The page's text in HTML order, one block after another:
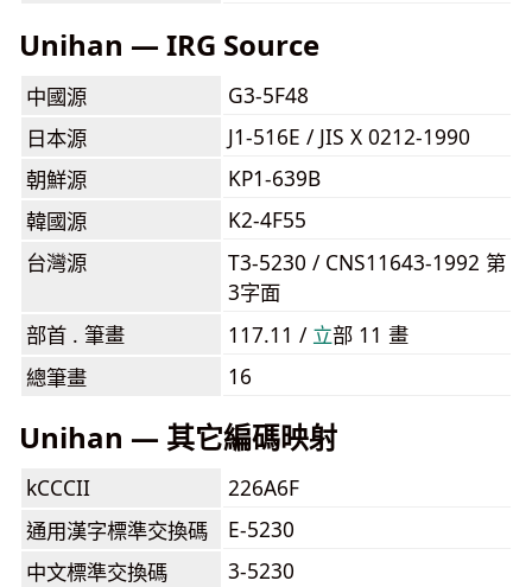
Unihan — IRG Source
中國源
G3-5F48
日本源
J1-516E / JIS X 0212-1990
朝鮮源
KP1-639B
韓國源
K2-4F55
台灣源
T3-5230 / CNS11643-1992 第
3字面
部首 . 筆畫
117.11 / ⽴部 11 畫
總筆畫
16
Unihan — 其它編碼映射
kCCCII
226A6F
通用漢字標準交換碼
E-5230
中文標準交換碼
3-5230